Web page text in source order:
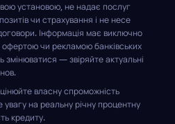
установою, не надає послуг
чи страхування і не несе
Інформація має виключно
чи рекламою банківських
— звіряйте актуальні
власну спроможність
на реальну річну процентну
кредиту.